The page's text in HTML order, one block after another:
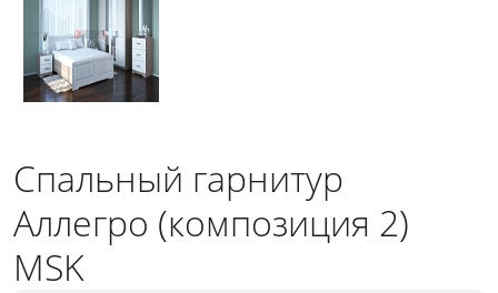
Спальный гарнитур
Аллегро (композиция 2)
MSK